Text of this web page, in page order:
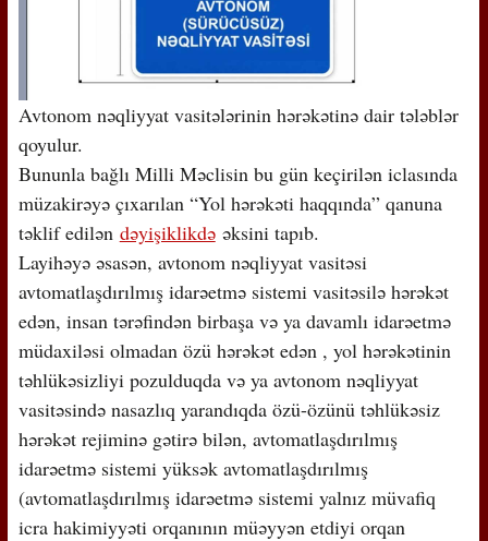
Avtonom nəqliyyat vasitələrinin hərəkətinə dair tələblər
qoyulur.
Bununla bağlı Milli Məclisin bu gün keçirilən iclasında
müzakirəyə çıxarılan “Yol hərəkəti haqqında” qanuna
təklif edilən dəyişiklikdəəksini tapıb.
Layihəyə əsasən, avtonom nəqliyyat vasitəsi
avtomatlaşdırılmış idarəetmə sistemi vasitəsilə hərəkət
edən, insan tərəfindən birbaşa və ya davamlı idarəetmə
müdaxiləsi olmadan özü hərəkət edən , yol hərəkətinin
təhlükəsizliyi pozulduqda və ya avtonom nəqliyyat
vasitəsində nasazlıq yarandıqda özü-özünü təhlükəsiz
hərəkət rejiminə gətirə bilən, avtomatlaşdırılmış
idarəetmə sistemi yüksək avtomatlaşdırılmış
(avtomatlaşdırılmış idarəetmə sistemi yalnız müvafiq
icra hakimiyyəti orqanının müəyyən etdiyi orqan